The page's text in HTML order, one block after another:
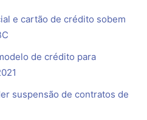
e cartão de crédito sobem
de crédito para
suspensão de contratos de